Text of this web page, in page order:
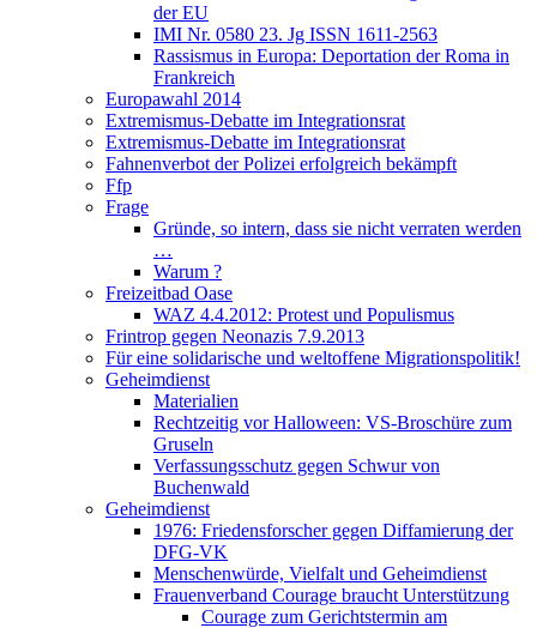
der EU
IMI Nr. 0580 23. Jg ISSN 1611-2563
Rassismus in Europa: Deportation der Roma in
Frankreich
Europawahl 2014
Extremismus-Debatte im Integrationsrat
Extremismus-Debatte im Integrationsrat
Fahnenverbot der Polizei erfolgreich bekämpft
Ffp
Frage
Gründe, so intern, dass sie nicht verraten werden
…
Warum ?
Freizeitbad Oase
WAZ 4.4.2012: Protest und Populismus
Frintrop gegen Neonazis 7.9.2013
Für eine solidarische und weltoffene Migrationspolitik!
Geheimdienst
Materialien
Rechtzeitig vor Halloween: VS-Broschüre zum
Gruseln
Verfassungsschutz gegen Schwur von
Buchenwald
Geheimdienst
1976: Friedensforscher gegen Diffamierung der
DFG-VK
Menschenwürde, Vielfalt und Geheimdienst
Frauenverband Courage braucht Unterstützung
Courage zum Gerichtstermin am